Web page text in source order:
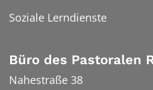
Soziale Lerndienste
Büro des Pastoralen
Nahestraße 38